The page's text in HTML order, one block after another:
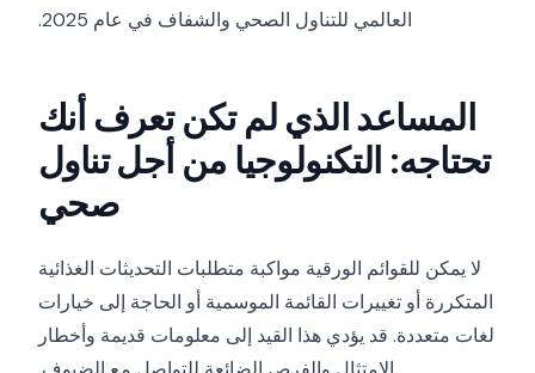
العالمي للتناول الصحي والشفاف في عام 2025.
المساعد الذي لم تكن تعرف أنك
تحتاجه: التكنولوجيا من أجل تناول
صحي
لا يمكن للقوائم الورقية مواكبة متطلبات التحديثات الغذائية
المتكررة أو تغييرات القائمة الموسمية أو الحاجة إلى خيارات
لغات متعددة. قد يؤدي هذا القيد إلى معلومات قديمة وأخطار